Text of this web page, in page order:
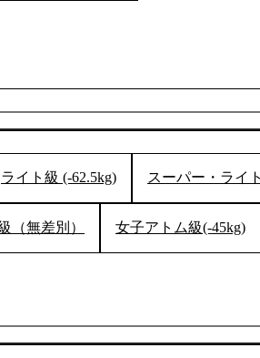
）
）
ンクラ
ルー
Official
K-1の理
K-1とは
Krushと
ライト級 (-62.5kg) スーパー・ライ
（無差別） 女子アトム級(-45kg)